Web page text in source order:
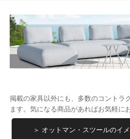
掲載の家具以外にも、多数のコントラ
ます。気になる商品があればお気軽に
＞ オットマン・スツールのイ